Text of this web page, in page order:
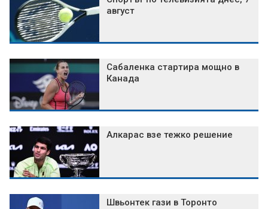
август
Сабаленка стартира мощно в
Канада
Алкарас взе тежко решение
Швьонтек гази в Торонто